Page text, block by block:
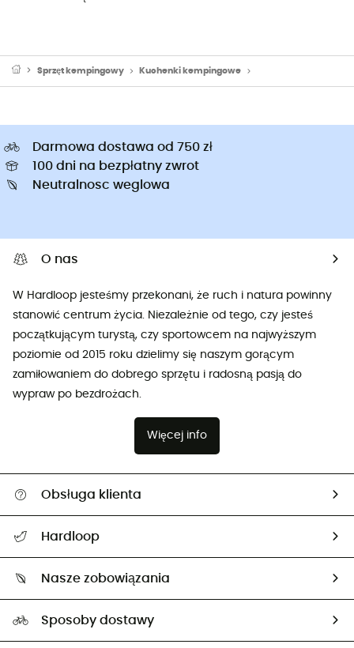
Sprzęt kempingowy Kuchenki kempingowe
Darmowa dostawa od 750 zł
100 dni na bezpłatny zwrot
Neutralnosc weglowa
O nas
W Hardloop jesteśmy przekonani, że ruch i natura powinny
stanowić centrum życia. Niezależnie od tego, czy jesteś
początkującym turystą, czy sportowcem na najwyższym
poziomie od 2015 roku dzielimy się naszym gorącym
zamiłowaniem do dobrego sprzętu i radosną pasją do
wypraw po bezdrożach.
Więcej info
Obsługa klienta
Śledzenie przesyłki
Zwrot artykułów i zwrot środków
Hardloop
Nasze zobowiązania
Neutralność węglowa
Sposoby dostawy